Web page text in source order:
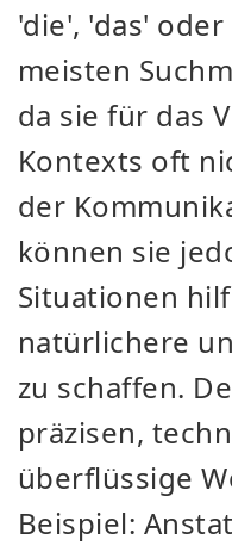
'die', 'das'
meisten
da sie für das
Kontexts oft
der
können sie
Situationen
natürlichere
zu schaffen.
präzisen,
überflüssige
Beispiel: